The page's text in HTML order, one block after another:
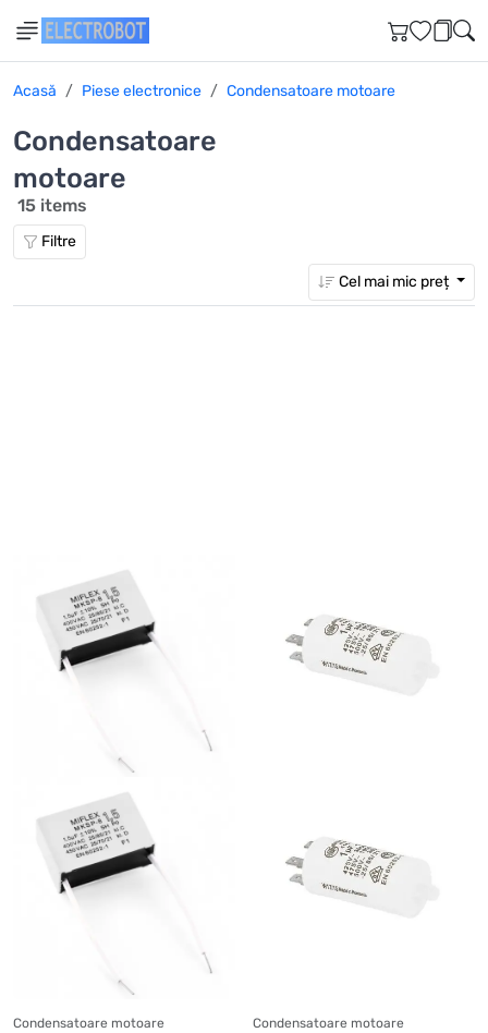
Acasă Piese electronice Condensatoare motoare
Condensatoare
motoare
15 items
Filtre
Cel mai mic preț
Condensatoare motoare Condensatoare motoare